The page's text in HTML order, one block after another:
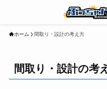
ホーム 間取り・設計の考え方
間取り・設計の考